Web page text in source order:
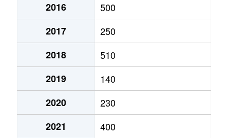
2016
500
2017
250
2018
510
2019
140
2020
230
2021
400